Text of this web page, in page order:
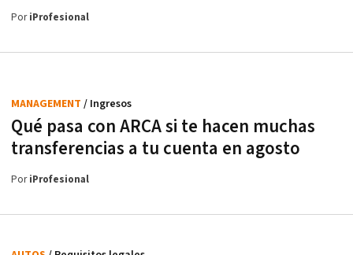
PoriProfesional
Qué pasa con ARCA si te hacen muchas
transferencias a tu cuenta en agosto
MANAGEMENT / Ingresos
PoriProfesional